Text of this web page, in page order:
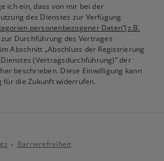
ich ein, dass von mir bei der
des Dienstes zur Verfügung
personenbezogener Daten“(z.B.
zur Durchführung des Vertrages
Abschnitt „Abschluss der Registrierung
(Vertragsdurchführung)“ der
beschrieben. Diese Einwilligung kann
für die Zukunft widerrufen.
Barrierefreiheit